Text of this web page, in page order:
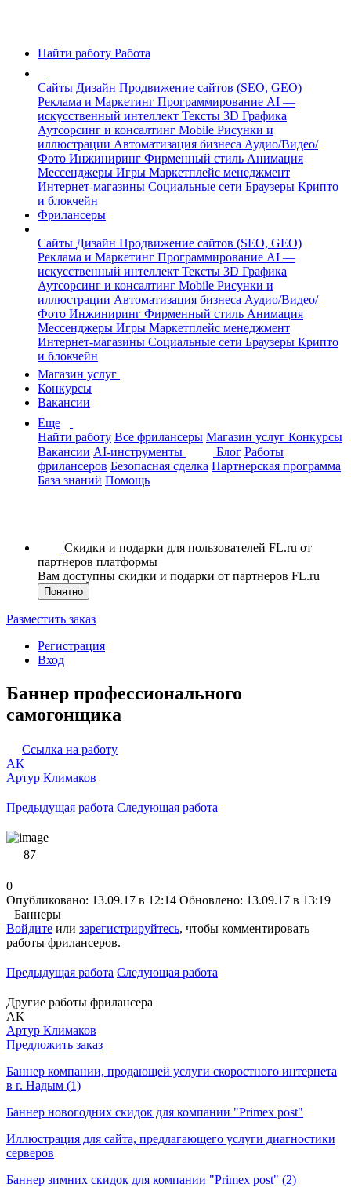
Найти работу Работа
Сайты Дизайн Продвижение сайтов (SEO, GEO)
Реклама и Маркетинг Программирование AI —
искусственный интеллект Тексты 3D Графика
Аутсорсинг и консалтинг Mobile Рисунки и
иллюстрации Автоматизация бизнеса Аудио/Видео/
Фото Инжиниринг Фирменный стиль Анимация
Мессенджеры Игры Маркетплейс менеджмент
Интернет-магазины Социальные сети Браузеры Крипто
и блокчейн
Фрилансеры
Сайты Дизайн Продвижение сайтов (SEO, GEO)
Реклама и Маркетинг Программирование AI —
искусственный интеллект Тексты 3D Графика
Аутсорсинг и консалтинг Mobile Рисунки и
иллюстрации Автоматизация бизнеса Аудио/Видео/
Фото Инжиниринг Фирменный стиль Анимация
Мессенджеры Игры Маркетплейс менеджмент
Интернет-магазины Социальные сети Браузеры Крипто
и блокчейн
Магазин услуг
Конкурсы
Вакансии
Еще
Найти работу Все фрилансеры Магазин услуг Конкурсы
Вакансии AI-инструменты Блог Работы
фрилансеров Безопасная сделка Партнерская программа
База знаний Помощь
Скидки и подарки для пользователей FL.ru от
партнеров платформы
Вам доступны скидки и подарки от партнеров FL.ru
Понятно
Разместить заказ
Регистрация
Вход
Баннер профессионального
самогонщика
Ссылка на работу
АК
Артур Климаков
Предыдущая работа Следующая работа
87
0
Опубликовано: 13.09.17 в 12:14 Обновлено: 13.09.17 в 13:19
Баннеры
Войдите или зарегистрируйтесь, чтобы комментировать
работы фрилансеров.
Предыдущая работа Следующая работа
Другие работы фрилансера
АК
Артур Климаков
Предложить заказ
Баннер компании, продающей услуги скоростного интернета
в г. Надым (1)
Баннер новогодних скидок для компании "Primex post"
Иллюстрация для сайта, предлагающего услуги диагностики
серверов
Баннер зимних скидок для компании "Primex post" (2)